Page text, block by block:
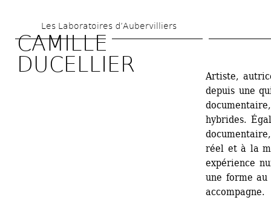
au
contenu
principal
Les Laboratoires d’Aubervilliers
CAMILLE
DUCELLIER
Artiste,
depuis une
hybrides.
réel et à la
expérience
une forme au
accompagne.